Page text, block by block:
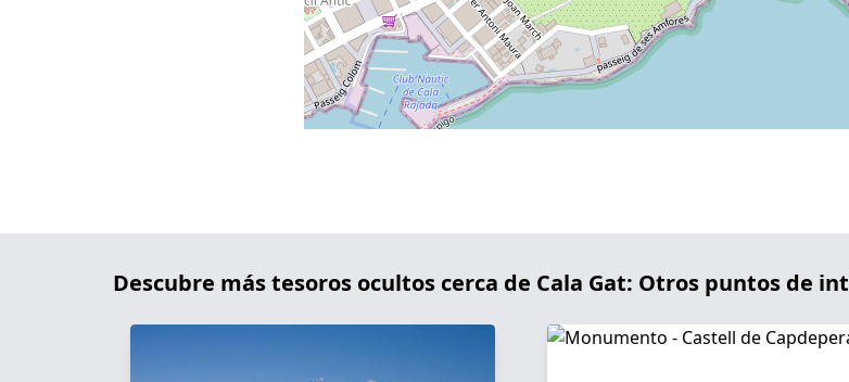
Descubre más tesoros ocultos cerca de Cala Gat: Otros puntos de